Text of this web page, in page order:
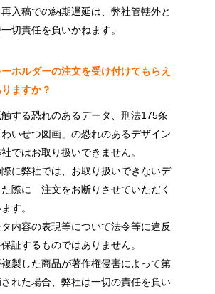
入稿での納期遅延は、弊社管轄外と
切責任を負いかねます。
ホルダーの注文を受け付けてもらえ
ますか？
する恐れのあるデータ、刑法175条
いせつ図画」の恐れのあるデザイン
ではお取り扱いできません。
に弊社では、お取り扱いできないデ
際に 注文をお断りさせていただく
す。
内容の表現等について法令等に違反
証するものではありません。
製した商品が著作権侵害によって第
れた場合、弊社は一切の責任を負い